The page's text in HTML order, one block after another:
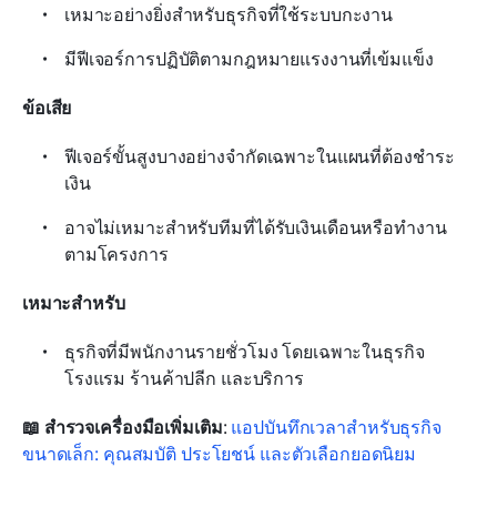
เหมาะอย่างยิ่งสำหรับธุรกิจที่ใช้ระบบกะงาน
มีฟีเจอร์การปฏิบัติตามกฎหมายแรงงานที่เข้มแข็ง
ข้อเสีย
ฟีเจอร์ขั้นสูงบางอย่างจำกัดเฉพาะในแผนที่ต้องชำระ
เงิน
อาจไม่เหมาะสำหรับทีมที่ได้รับเงินเดือนหรือทำงาน
ตามโครงการ
เหมาะสำหรับ
ธุรกิจที่มีพนักงานรายชั่วโมง โดยเฉพาะในธุรกิจ
โรงแรม ร้านค้าปลีก และบริการ
📖 สำรวจเครื่องมือเพิ่มเติม: แอปบันทึกเวลาสำหรับธุรกิจ
ขนาดเล็ก: คุณสมบัติ ประโยชน์ และตัวเลือกยอดนิยม